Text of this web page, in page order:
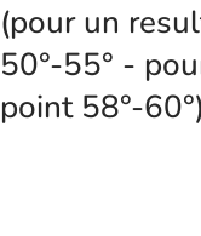
(pour un
50°-55° -
point 58°-60°)